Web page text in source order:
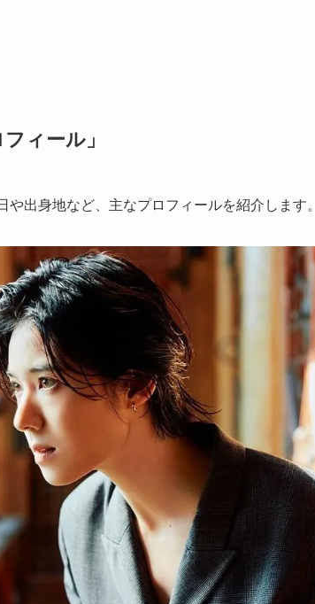
ィール」
出身地など、主なプロフィールを紹介します。